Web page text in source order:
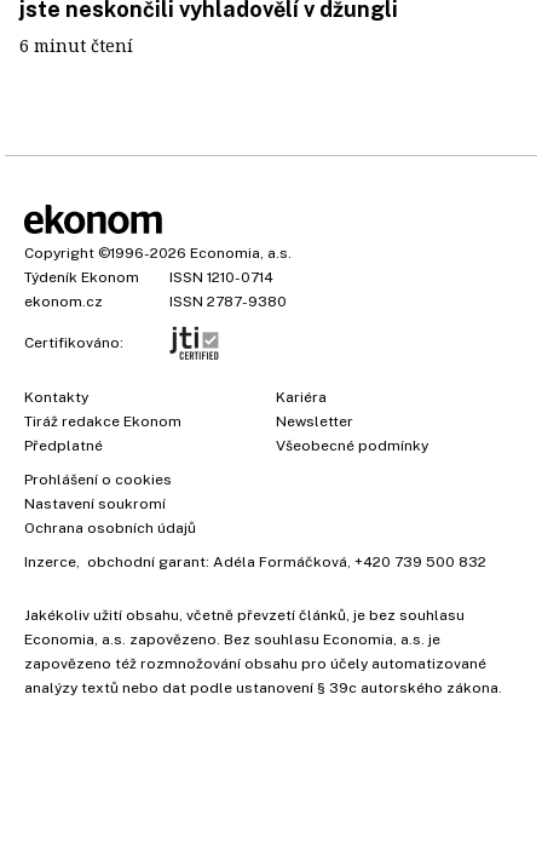
jste neskončili vyhladovělí v džungli
6 minut čtení
Copyright ©1996-2026 Economia, a.s.
Týdeník Ekonom
ISSN 1210-0714
ekonom.cz
ISSN 2787-9380
Certifikováno:
Kontakty
Tiráž redakce Ekonom
Předplatné
Kariéra
Newsletter
Všeobecné podmínky
Prohlášení o cookies
Nastavení soukromí
Ochrana osobních údajů
Inzerce, obchodní garant: Adéla Formáčková, +420 739 500 832
Jakékoliv užití obsahu, včetně převzetí článků, je bez souhlasu
Economia, a.s. zapovězeno. Bez souhlasu Economia, a.s. je
zapovězeno též rozmnožování obsahu pro účely automatizované
analýzy textů nebo dat podle ustanovení § 39c autorského zákona.